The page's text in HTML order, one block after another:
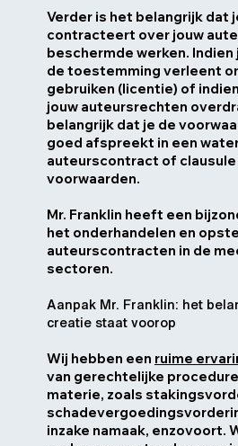
Verder is het belangrijk dat
contracteert over jouw
beschermde werken. Indien
de toestemming verleent
gebruiken (licentie) of
jouw auteursrechten
belangrijk dat je de
goed afspreekt in een
auteurscontract of clausule
voorwaarden.
Mr. Franklin heeft een
het onderhandelen en
auteurscontracten in de
sectoren.
Aanpak Mr. Franklin: het
creatie staat voorop
Wij hebben een ruime
van gerechtelijke
materie, zoals
inzake namaak, enzovoort.